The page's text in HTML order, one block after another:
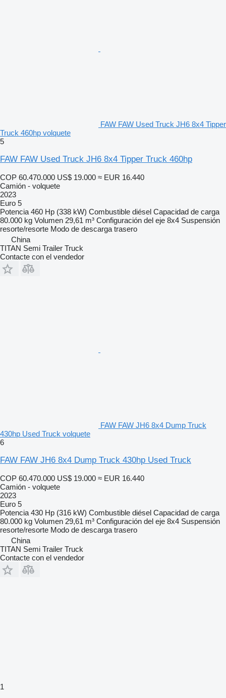
FAW FAW Used Truck JH6 8x4 Tipper
Truck 460hp volquete
5
FAW FAW Used Truck JH6 8x4 Tipper Truck 460hp
COP 60.470.000 US$ 19.000 ≈ EUR 16.440
Camión - volquete
2023
Euro 5
Potencia 460 Hp (338 kW) Combustible diésel Capacidad de carga
80.000 kg Volumen 29,61 m³ Configuración del eje 8x4 Suspensión
resorte/resorte Modo de descarga trasero
China
TITAN Semi Trailer Truck
Contacte con el vendedor
FAW FAW JH6 8x4 Dump Truck
430hp Used Truck volquete
6
FAW FAW JH6 8x4 Dump Truck 430hp Used Truck
COP 60.470.000 US$ 19.000 ≈ EUR 16.440
Camión - volquete
2023
Euro 5
Potencia 430 Hp (316 kW) Combustible diésel Capacidad de carga
80.000 kg Volumen 29,61 m³ Configuración del eje 8x4 Suspensión
resorte/resorte Modo de descarga trasero
China
TITAN Semi Trailer Truck
Contacte con el vendedor
1